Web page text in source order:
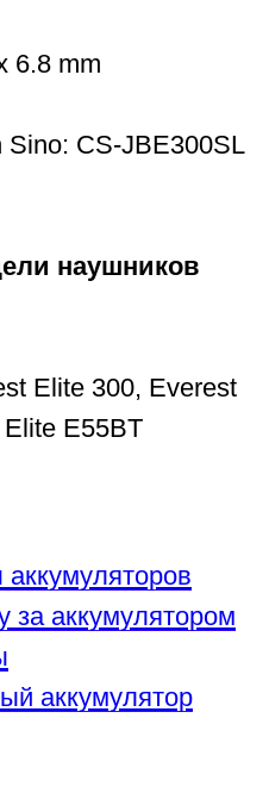
6.8 mm
CS-JBE300SL
наушников
Elite 300, Everest
E55BT
за аккумулятором
аккумулятор